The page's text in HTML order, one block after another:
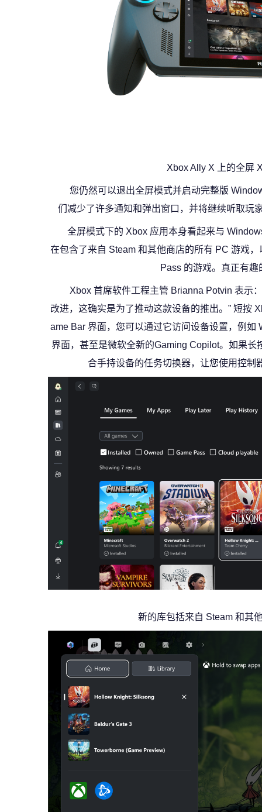
Xbox Ally X 上的全屏
您仍然可以退出全屏模式并启动完整版
们减少了许多通知和弹出窗口，并将继续听取玩
全屏模式下的 Xbox 应用本身看起来与
在包含了来自 Steam 和其他商店的所有 PC 游戏
Pass 的游戏。真正有趣
Xbox 首席软件工程主管 Brianna Potvin 表示
改进，这确实是为了推动这款设备的推出。” 短按
ame Bar 界面，您可以通过它访问设备设置，例如
界面，甚至是微软全新的Gaming Copilot。如果
合手持设备的任务切换器，让您使用控制
新的库包括来自 Steam 和其